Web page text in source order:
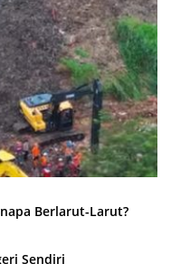
Berlarut-Larut?
Sendiri